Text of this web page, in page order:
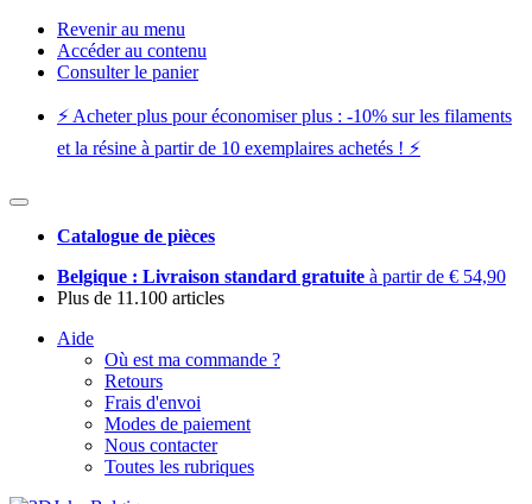
Revenir au menu
Accéder au contenu
Consulter le panier
⚡️ Acheter plus pour économiser plus : -10% sur les filaments
et la résine à partir de 10 exemplaires achetés ! ⚡️
Catalogue de pièces
Belgique : Livraison standard gratuite à partir de € 54,90
Plus de 11.100 articles
Aide
Où est ma commande ?
Retours
Frais d'envoi
Modes de paiement
Nous contacter
Toutes les rubriques